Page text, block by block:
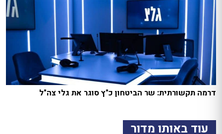
דרמה תקשורתית: שר הביטחון כ"ץ סוגר את גלי צה"ל
עוד באותו מדור